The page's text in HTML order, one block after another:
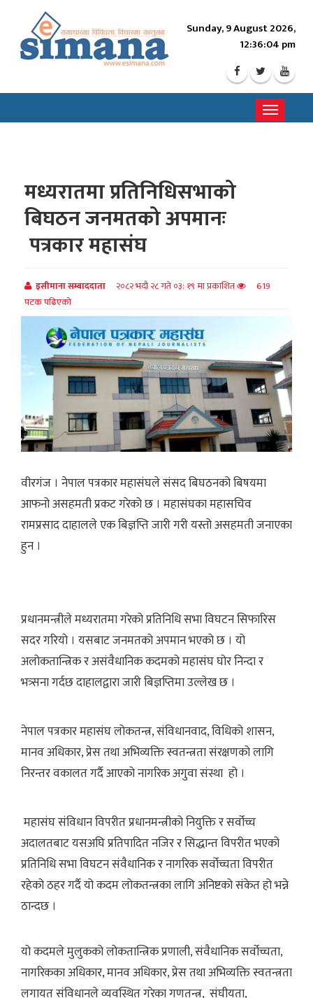
Sunday, 9 August 2026,
12:36:06 pm
Toggle
मध्यरातमा प्रतिनिधिसभाको
बिघठन जनमतको अपमानः
पत्रकार महासंघ
इसीमाना सम्बाददाता २०८२ भदौ २८ गते ०३: १९ मा प्रकाशित
619
पटक पढिएको
वीरगंज । नेपाल पत्रकार महासंघले संसद बिघठनको बिषयमा
आफनो असहमती प्रकट गरेको छ । महासंघका महासचिव
रामप्रसाद दाहालले एक बिज्ञप्ति जारी गरी यस्तो असहमती जनाएका
हुन ।
प्रधानमन्त्रीले मध्यरातमा गरेको प्रतिनिधि सभा विघटन सिफारिस
सदर गरियो । यसबाट जनमतको अपमान भएको छ । यो
अलोकतान्त्रिक र असंवैधानिक कदमको महासंघ घोर निन्दा र
भत्र्सना गर्दछ दाहालद्वारा जारी बिज्ञप्तिमा उल्लेख छ ।
नेपाल पत्रकार महासंघ लोकतन्त्र, संविधानवाद, विधिको शासन,
मानव अधिकार, प्रेस तथा अभिव्यक्ति स्वतन्त्रता संरक्षणको लागि
निरन्तर वकालत गर्दै आएको नागरिक अगुवा संस्था हो ।
महासंघ संविधान विपरीत प्रधानमन्त्रीको नियुक्ति र सर्वोच्च
अदालतबाट यसअघि प्रतिपादित नजिर र सिद्धान्त विपरीत भएको
प्रतिनिधि सभा विघटन संवैधानिक र नागरिक सर्वोच्चता विपरीत
रहेको ठहर गर्दै यो कदम लोकतन्त्रका लागि अनिष्टको संकेत हो भन्ने
ठान्दछ ।
यो कदमले मुलुकको लोकतान्त्रिक प्रणाली, संवैधानिक सर्वोच्चता,
नागरिकका अधिकार, मानव अधिकार, प्रेस तथा अभिव्यक्ति स्वतन्त्रता
लगायत संविधानले व्यवस्थित गरेका गणतन्त्र, संघीयता,